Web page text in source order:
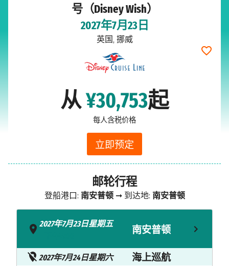
号（Disney Wish）
2027年7月23日
英国, 挪威
从¥30,753起
每人含税价格
立即预定
邮轮行程
登船港口: 南安普顿➞ 到达地: 南安普顿
2027年7月23日星期五
南安普顿
2027年7月24日星期六 海上巡航